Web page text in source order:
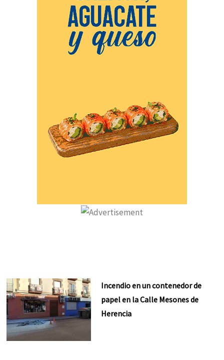
Incendio en un contenedor de
papel en la Calle Mesones de
Herencia